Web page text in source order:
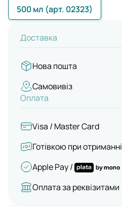
500 мл (арт. 02323)
Доставка
Нова пошта
Самовивіз
Оплата
Visa / Master Card
Готівкою при отриманні
Apple Pay /
Оплата за реквізитами